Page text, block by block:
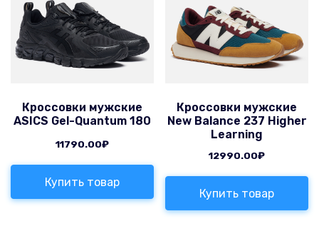
Кроссовки мужские
ASICS Gel-Quantum 180
11790.00₽
Купить товар
Кроссовки мужские
New Balance 237 Higher
Learning
12990.00₽
Купить товар